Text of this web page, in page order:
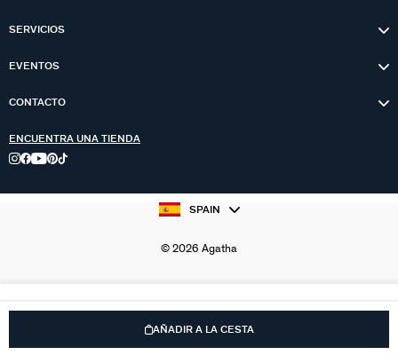
AÑADIR A LA CESTA
SERVICIOS
EVENTOS
CONTACTO
ENCUENTRA UNA TIENDA
SPAIN
© 2026 Agatha